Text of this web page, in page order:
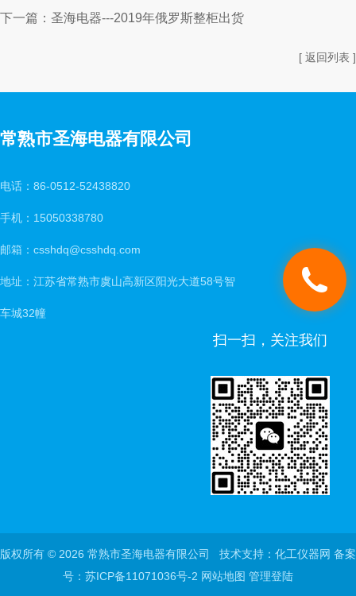
下一篇： 圣海电器---2019年俄罗斯整柜出货
[ 返回列表 ]
常熟市圣海电器有限公司
电话：86-0512-52438820
手机：15050338780
邮箱：csshdq@csshdq.com
地址：江苏省常熟市虞山高新区阳光大道58号智
车城32幢
扫一扫，关注我们
版权所有 © 2026 常熟市圣海电器有限公司 技术支持： 化工仪器网 备案
号：苏ICP备11071036号-2 网站地图 管理登陆